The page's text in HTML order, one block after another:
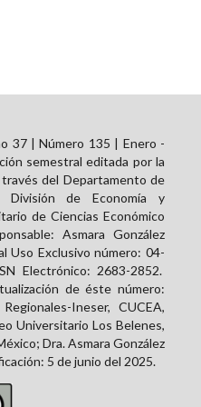
37 | Número 135 | Enero -
semestral editada por la
del Departamento de
División de Economía y
de Ciencias Económico
Asmara González
Uso Exclusivo número: 04-
Electrónico: 2683-2852.
de éste número:
Ineser, CUCEA,
Universitario Los Belenes,
Dra. Asmara González
5 de junio del 2025.